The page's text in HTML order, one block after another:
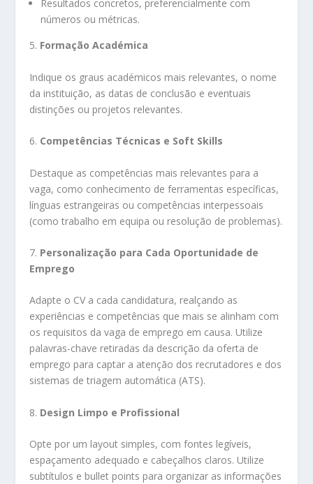
Resultados concretos, preferencialmente com
números ou métricas.
5. Formação Académica
Indique os graus académicos mais relevantes, o nome
da instituição, as datas de conclusão e eventuais
distinções ou projetos relevantes.
6. Competências Técnicas e Soft Skills
Destaque as competências mais relevantes para a
vaga, como conhecimento de ferramentas específicas,
línguas estrangeiras ou competências interpessoais
(como trabalho em equipa ou resolução de problemas).
7. Personalização para Cada Oportunidade de
Emprego
Adapte o CV a cada candidatura, realçando as
experiências e competências que mais se alinham com
os requisitos da vaga de emprego em causa. Utilize
palavras-chave retiradas da descrição da oferta de
emprego para captar a atenção dos recrutadores e dos
sistemas de triagem automática (ATS).
8. Design Limpo e Profissional
Opte por um layout simples, com fontes legíveis,
espaçamento adequado e cabeçalhos claros. Utilize
subtítulos e bullet points para organizar as informações